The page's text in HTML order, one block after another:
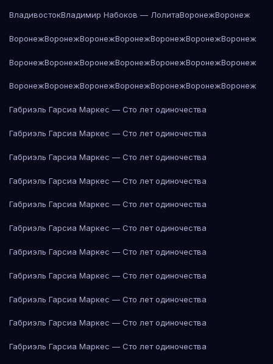
ВладивостокВладимир Набоков — ЛолитаВоронежВоронеж
ВоронежВоронежВоронежВоронежВоронежВоронежВоронеж
ВоронежВоронежВоронежВоронежВоронежВоронежВоронеж
ВоронежВоронежВоронежВоронежВоронежВоронежВоронеж
Габриэль Гарсиа Маркес — Сто лет одиночества
Габриэль Гарсиа Маркес — Сто лет одиночества
Габриэль Гарсиа Маркес — Сто лет одиночества
Габриэль Гарсиа Маркес — Сто лет одиночества
Габриэль Гарсиа Маркес — Сто лет одиночества
Габриэль Гарсиа Маркес — Сто лет одиночества
Габриэль Гарсиа Маркес — Сто лет одиночества
Габриэль Гарсиа Маркес — Сто лет одиночества
Габриэль Гарсиа Маркес — Сто лет одиночества
Габриэль Гарсиа Маркес — Сто лет одиночества
Габриэль Гарсиа Маркес — Сто лет одиночества